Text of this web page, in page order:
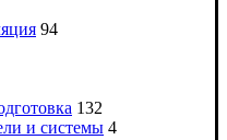
94
132
и системы 4